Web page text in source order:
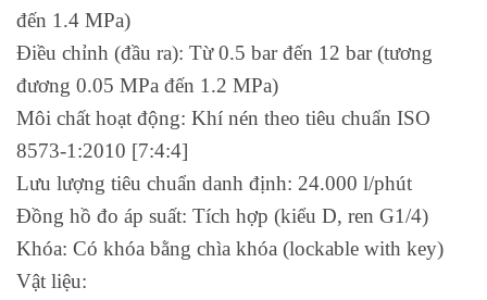
đến 1.4 MPa)
Điều chỉnh (đầu ra): Từ 0.5 bar đến 12 bar (tương
đương 0.05 MPa đến 1.2 MPa)
Môi chất hoạt động: Khí nén theo tiêu chuẩn ISO
8573-1:2010 [7:4:4]
Lưu lượng tiêu chuẩn danh định: 24.000 l/phút
Đồng hồ đo áp suất: Tích hợp (kiểu D, ren G1/4)
Khóa: Có khóa bằng chìa khóa (lockable with key)
Vật liệu: